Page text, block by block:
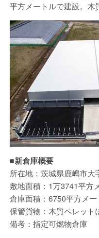
平方メートルで建設。木
■新倉庫概要
所在地：茨城県鹿嶋市大
敷地面積：1万3741平方
倉庫面積：6750平方メ
保管貨物：木質ペレット
備考：指定可燃物倉庫